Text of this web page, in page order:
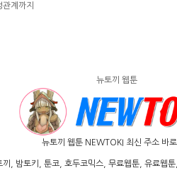
계까지
뉴토끼 웹툰
뉴토끼 웹툰 NEWTOKI 최신 주소 바로
, 밤토키, 툰코, 호두코믹스, 무료웹툰, 유료